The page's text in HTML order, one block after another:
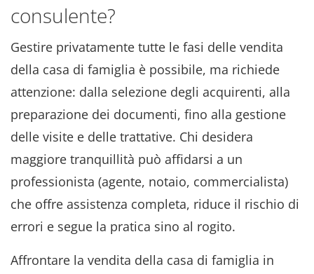
consulente?
Gestire privatamente tutte le fasi delle vendita
della casa di famiglia è possibile, ma richiede
attenzione: dalla selezione degli acquirenti, alla
preparazione dei documenti, fino alla gestione
delle visite e delle trattative. Chi desidera
maggiore tranquillità può affidarsi a un
professionista (agente, notaio, commercialista)
che offre assistenza completa, riduce il rischio di
errori e segue la pratica sino al rogito.
Affrontare la vendita della casa di famiglia in